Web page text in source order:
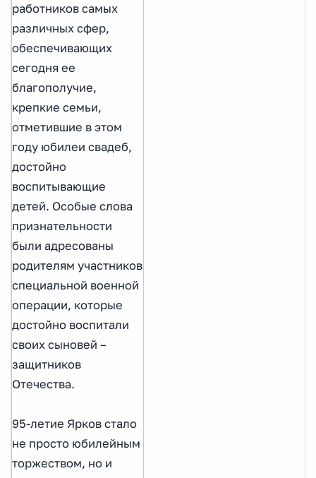
работников самых
различных сфер,
обеспечивающих
сегодня ее
благополучие,
крепкие семьи,
отметившие в этом
году юбилеи свадеб,
достойно
воспитывающие
детей. Особые слова
признательности
были адресованы
родителям участников
специальной военной
операции, которые
достойно воспитали
своих сыновей –
защитников
Отечества.
95-летие Ярков стало
не просто юбилейным
торжеством, но и